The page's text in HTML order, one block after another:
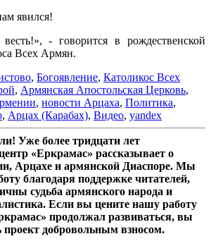
явился!
- говорится в рождественской
Всех Армян.
, Богоявление, Католикос Всех
, Армянская Апостольская Церковь,
, новости Арцаха, Политика,
, Арцах (Карабах), Видео, yandex
Уже более тридцати лет
«Еркрамас» рассказывает о
Арцахе и армянской Диаспоре. Мы
благодаря поддержке читателей,
судьба армянского народа и
Если вы цените нашу работу
продолжал развиваться, вы
проект добровольным взносом.